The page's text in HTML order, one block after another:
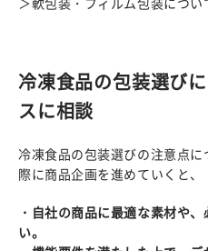
冷凍食品の包装選び
スに相談
冷凍食品の包装選びの注意点
際に商品企画を進めていくと、
・自社の商品に最適な素材や
い。